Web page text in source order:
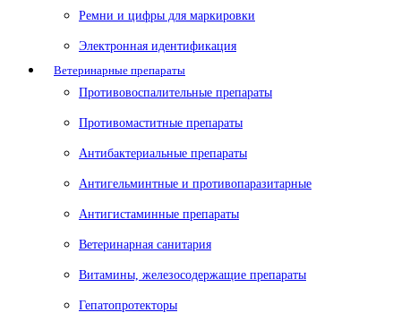
Ремни и цифры для маркировки
Электронная идентификация
Ветеринарные препараты
Противовоспалительные препараты
Противомаститные препараты
Антибактериальные препараты
Антигельминтные и противопаразитарные
Антигистаминные препараты
Ветеринарная санитария
Витамины, железосодержащие препараты
Гепатопротекторы